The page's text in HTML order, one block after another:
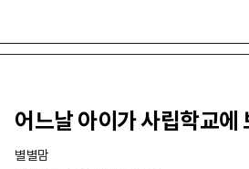
어느날 아이가 사립학교에
별별맘